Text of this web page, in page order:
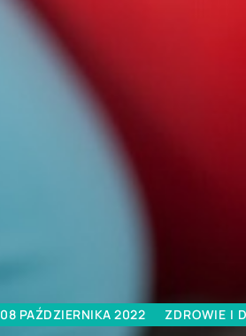
08 PAŹDZIERNIKA 2022 ZDROWIE I